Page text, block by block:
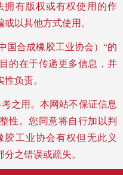
拥有版权或有权使用的作
以其他方式使用。
合成橡胶工业协会）“的
的在于传递更多信息，并
负责。
之用。本网站不保证信息
性。您同意将自行加以判
工业协会有权但无此义
之错误或疏失。